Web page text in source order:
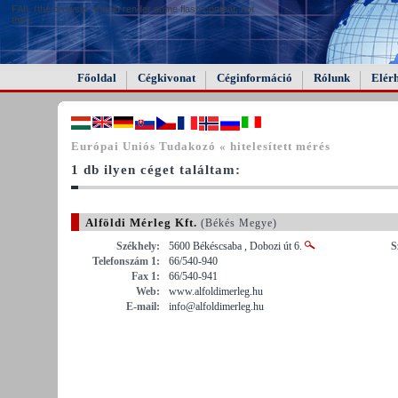
FAIL (the browser should render some flash content, not
this).
Főoldal Cégkivonat Céginformáció Rólunk
Európai Uniós Tudakozó « hitelesített mérés
1 db ilyen céget találtam:
Alföldi Mérleg Kft. (Békés Megye)
Székhely:
5600 Békéscsaba , Dobozi út 6.
Telefonszám 1:
66/540-940
Fax 1:
66/540-941
Web:
www.alfoldimerleg.hu
E-mail:
info@alfoldimerleg.hu